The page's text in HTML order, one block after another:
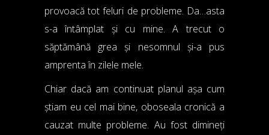
provoacă tot feluri de probleme. Da…asta
s-a întâmplat și cu mine. A trecut o
săptămână grea și nesomnul și-a pus
amprenta în zilele mele.
Chiar dacă am continuat planul așa cum
știam eu cel mai bine, oboseala cronică a
cauzat multe probleme. Au fost dimineți